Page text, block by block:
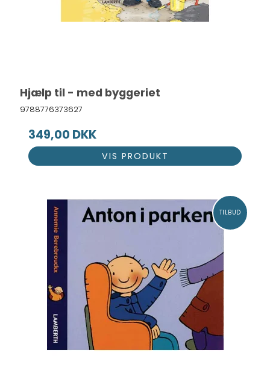
Hjælp til - med byggeriet
9788776373627
349,00 DKK
VIS PRODUKT
TILBUD